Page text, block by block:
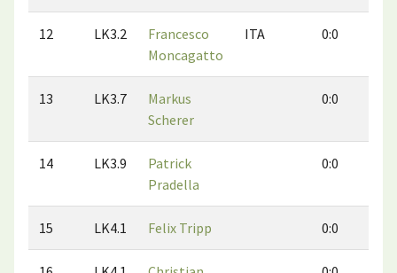
12 LK3.2
Francesco
Moncagatto
ITA 0:0
13 LK3.7
Markus
Scherer
0:0
14 LK3.9
Patrick
Pradella
0:0
15 LK4.1 Felix Tripp 0:0